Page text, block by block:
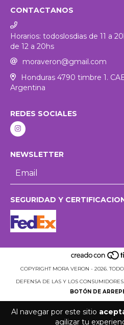
Al navegar por este sitio
agilizar tu
CONTACTANOS
Horarios: todoslosdias de 11 a
de 12 a 20hs
moraveron@gmail.com
Honduras 4790 timbre 1.
Argentina
REDES SOCIALES
NEWSLETTER
SEGURIDAD Y
COPYRIGHT MORA VERON - 2026.
DEFENSA DE LAS Y LOS
BOTÓN DE